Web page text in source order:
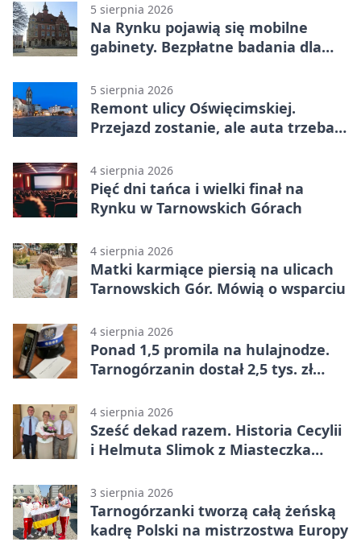
5 sierpnia 2026
Na Rynku pojawią się mobilne
gabinety. Bezpłatne badania dla
5 sierpnia 2026
Remont ulicy Oświęcimskiej.
Przejazd zostanie, ale auta trzeba
4 sierpnia 2026
Pięć dni tańca i wielki finał na
Rynku w Tarnowskich Górach
4 sierpnia 2026
Matki karmiące piersią na ulicach
Tarnowskich Gór. Mówią o wsparciu
4 sierpnia 2026
Ponad 1,5 promila na hulajnodze.
Tarnogórzanin dostał 2,5 tys. zł
4 sierpnia 2026
Sześć dekad razem. Historia Cecylii
i Helmuta Slimok z Miasteczka
3 sierpnia 2026
Tarnogórzanki tworzą całą żeńską
kadrę Polski na mistrzostwa Europy